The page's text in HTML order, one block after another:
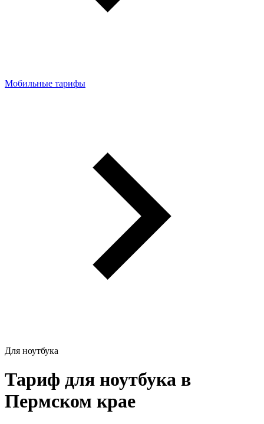
Мобильные тарифы
Для ноутбука
Тариф для ноутбука в
Пермском крае